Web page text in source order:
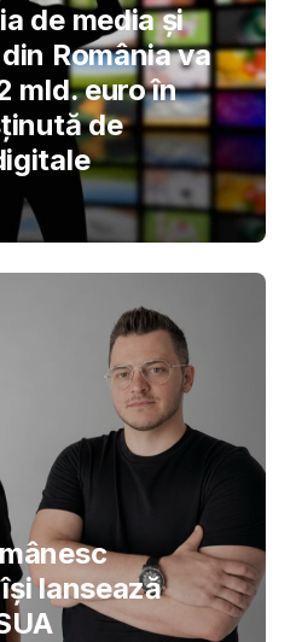
de media și
România va
mld. euro în
de
lansează